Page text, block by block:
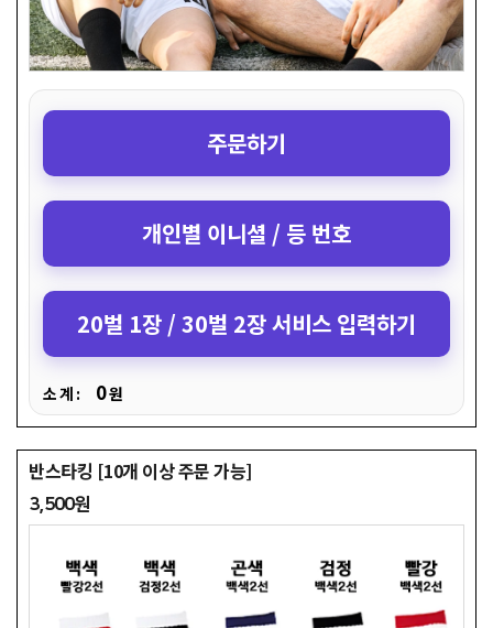
주문하기
개인별 이니셜 / 등 번호
20벌 1장 / 30벌 2장 서비스 입력하기
소 계 : 0원
반스타킹 [10개 이상 주문 가능]
3,500원